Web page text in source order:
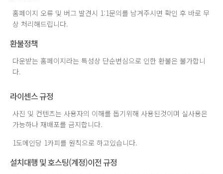
홈페이지 오류 및 버그 발견시 1:1문의를 남겨주시면 확인 후 바로 무
상 처리해드립니다.
환불정책
다운받는 홈페이지라는 특성상 단순변심으로 인한 환불은 불가합니
다.
라이센스 규정
사진 및 컨텐츠는 사용자의 이해를 돕기위해 사용된것이며 실사용은
가능하나 재배포를 금지합니다.
1도메인당 1카피를 원칙으로 하고있습니다.
설치대행 및 호스팅(계정)이전 규정